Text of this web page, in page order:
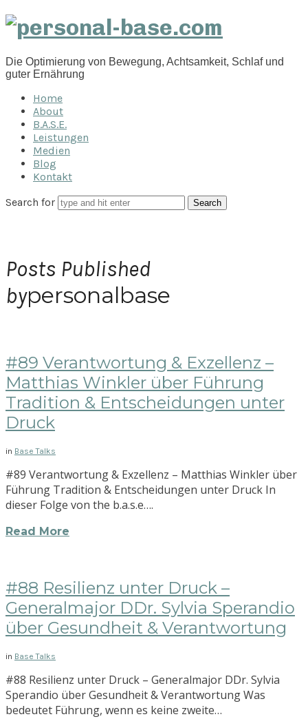
personal-
base.com
Die Optimierung von Bewegung, Achtsamkeit, Schlaf und
guter Ernährung
Home
About
B.A.S.E.
Leistungen
Medien
Blog
Kontakt
Search for
Posts Published
bypersonalbase
#89 Verantwortung & Exzellenz –
Matthias Winkler über Führung
Tradition & Entscheidungen unter
Druck
in Base Talks
#89 Verantwortung & Exzellenz – Matthias Winkler über
Führung Tradition & Entscheidungen unter Druck In
dieser Folge von the b.a.s.e….
Read More
#88 Resilienz unter Druck –
Generalmajor DDr. Sylvia Sperandio
über Gesundheit & Verantwortung
in Base Talks
#88 Resilienz unter Druck – Generalmajor DDr. Sylvia
Sperandio über Gesundheit & Verantwortung Was
bedeutet Führung, wenn es keine zweite…